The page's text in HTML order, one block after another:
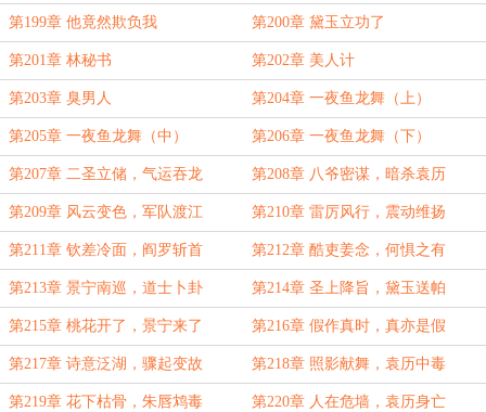
第199章 他竟然欺负我 第200章 黛玉立功了
第201章 林秘书 第202章 美人计
第203章 臭男人 第204章 一夜鱼龙舞（上）
第205章 一夜鱼龙舞（中） 第206章 一夜鱼龙舞（下）
第207章 二圣立储，气运吞龙 第208章 八爷密谋，暗杀袁历
第209章 风云变色，军队渡江 第210章 雷厉风行，震动维扬
第211章 钦差冷面，阎罗斩首 第212章 酷吏姜念，何惧之有
第213章 景宁南巡，道士卜卦 第214章 圣上降旨，黛玉送帕
第215章 桃花开了，景宁来了 第216章 假作真时，真亦是假
第217章 诗意泛湖，骤起变故 第218章 照影献舞，袁历中毒
第219章 花下枯骨，朱唇鸩毒 第220章 人在危墙，袁历身亡